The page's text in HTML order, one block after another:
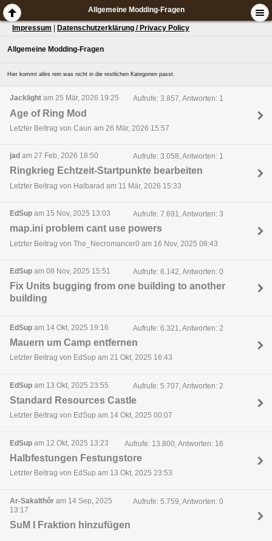
Allgemeine Modding-Fragen
Impressum Datenschutzerklärung / Privacy Policy
Allgemeine Modding-Fragen
Hier kommt alles rein was nicht in die restlichen Kategorien passt.
Jacklight am 25 Mär, 2026 19:25 Aufrufe: 3.857, Antworten: 1
Age of Ring Mod
Letzter Beitrag von Caun am 26 Mär, 2026 15:57
jad am 27 Feb, 2026 18:50 Aufrufe: 3.058, Antworten: 1
Ringkrieg Echtzeit-Startpunkte bearbeiten
Letzter Beitrag von Halbarad am 11 Mär, 2026 15:33
EdSup am 15 Nov, 2025 13:03 Aufrufe: 7.691, Antworten: 3
map.ini problem cant use powers
Letzter Beitrag von The_Necromancer0 am 16 Nov, 2025 08:43
EdSup am 08 Nov, 2025 15:51 Aufrufe: 6.142, Antworten: 0
Fix Units bugging from one building to another
building
EdSup am 14 Okt, 2025 19:16 Aufrufe: 6.321, Antworten: 2
Mauern um Camp entfernen
Letzter Beitrag von EdSup am 21 Okt, 2025 16:43
EdSup am 13 Okt, 2025 23:55 Aufrufe: 5.707, Antworten: 2
Standard Resources Castle
Letzter Beitrag von EdSup am 14 Okt, 2025 00:07
EdSup am 12 Okt, 2025 13:23 Aufrufe: 13.800, Antworten: 16
Halbfestungen Festungstore
Letzter Beitrag von EdSup am 13 Okt, 2025 23:53
Ar-Sakalthôr am 14 Sep, 2025
13:17
Aufrufe: 5.759, Antworten: 0
SuM I Fraktion hinzufügen